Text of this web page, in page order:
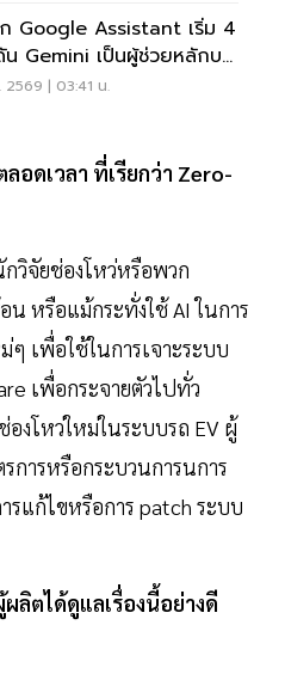
Google Assistant เริ่ม 4
Gemini เป็นผู้ช่วยหลักบน
2569 | 03:41 น.
อดเวลา ที่เรียกว่า Zero-
วิจัยช่องโหว่หรือพวก
หรือแม้กระทั่งใช้ AI ในการ
ๆ เพื่อใช้ในการเจาะระบบ
เพื่อกระจายตัวไปทั่ว
งโหว่ใหม่ในระบบรถ EV ผู้
การหรือกระบวนการนการ
รแก้ไขหรือการ patch ระบบ
ผลิตได้ดูแลเรื่องนี้อย่างดี